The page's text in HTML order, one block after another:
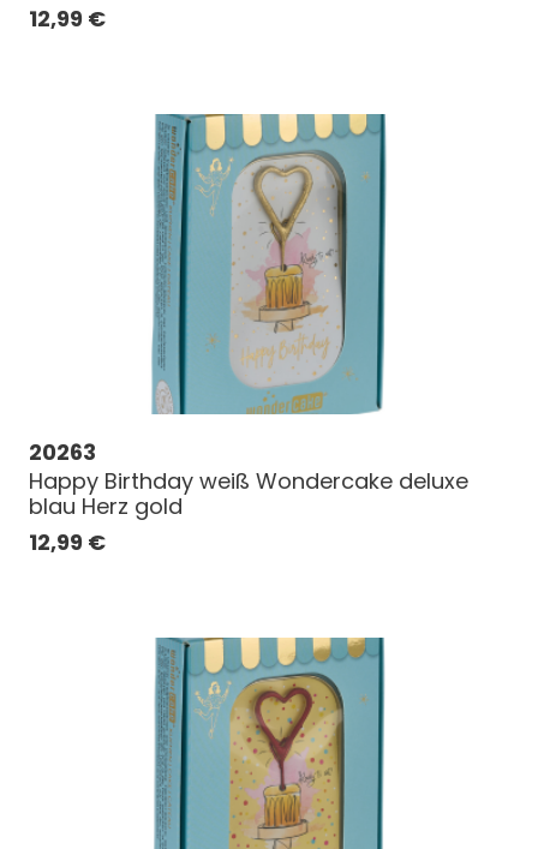
12,99 €
20263
Happy Birthday weiß Wondercake deluxe
blau Herz gold
12,99 €